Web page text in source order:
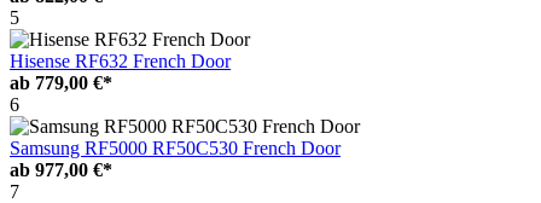
5
Hisense RF632 French Door
ab 779,00 €*
6
Samsung RF5000 RF50C530 French Door
ab 977,00 €*
7